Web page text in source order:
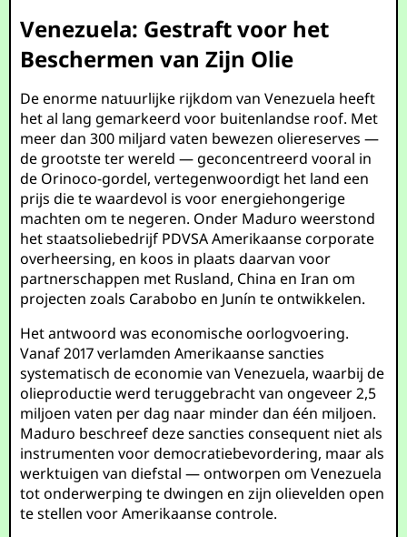
Venezuela: Gestraft voor het
Beschermen van Zijn Olie
De enorme natuurlijke rijkdom van Venezuela heeft
het al lang gemarkeerd voor buitenlandse roof. Met
meer dan 300 miljard vaten bewezen oliereserves —
de grootste ter wereld — geconcentreerd vooral in
de Orinoco-gordel, vertegenwoordigt het land een
prijs die te waardevol is voor energiehongerige
machten om te negeren. Onder Maduro weerstond
het staatsoliebedrijf PDVSA Amerikaanse corporate
overheersing, en koos in plaats daarvan voor
partnerschappen met Rusland, China en Iran om
projecten zoals Carabobo en Junín te ontwikkelen.
Het antwoord was economische oorlogvoering.
Vanaf 2017 verlamden Amerikaanse sancties
systematisch de economie van Venezuela, waarbij de
olieproductie werd teruggebracht van ongeveer 2,5
miljoen vaten per dag naar minder dan één miljoen.
Maduro beschreef deze sancties consequent niet als
instrumenten voor democratiebevordering, maar als
werktuigen van diefstal — ontworpen om Venezuela
tot onderwerping te dwingen en zijn olievelden open
te stellen voor Amerikaanse controle.